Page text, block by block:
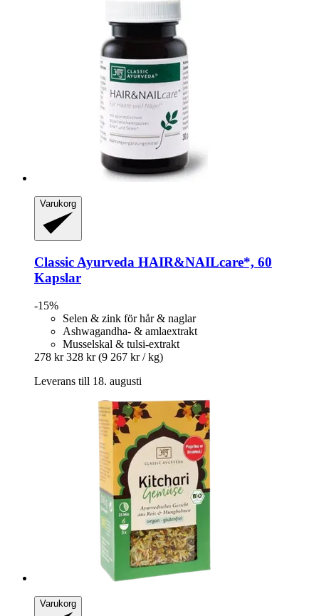
Varukorg
Classic Ayurveda HAIR&NAILcare*, 60
Kapslar
-15%
Selen & zink för hår & naglar
Ashwagandha- & amlaextrakt
Musselskal & tulsi-extrakt
278 kr 328 kr (9 267 kr / kg)
Leverans till 18. augusti
Varukorg